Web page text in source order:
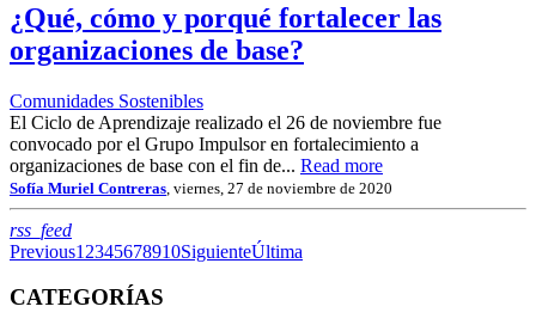
¿Qué, cómo y porqué fortalecer las
organizaciones de base?
Comunidades Sostenibles
El Ciclo de Aprendizaje realizado el 26 de noviembre fue
convocado por el Grupo Impulsor en fortalecimiento a
organizaciones de base con el fin de... Read more
Sofía Muriel Contreras , viernes, 27 de noviembre de 2020
rss_feedRSS
Previous1 2345678910SiguienteÚltima
CATEGORÍAS